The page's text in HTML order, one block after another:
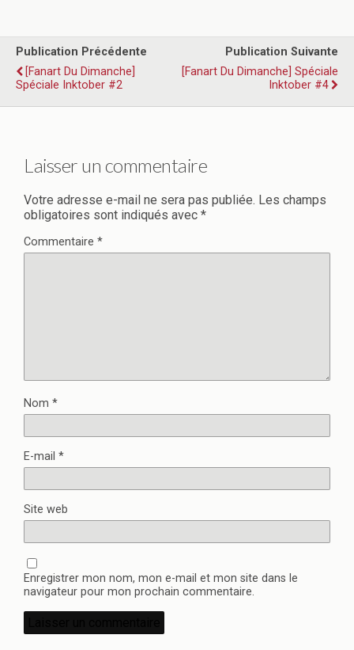
Publication Précédente
[Fanart Du Dimanche]
Spéciale Inktober #2
Publication Suivante
[Fanart Du Dimanche] Spéciale
Inktober #4
Laisser un commentaire
Votre adresse e-mail ne sera pas publiée. Les champs
obligatoires sont indiqués avec *
Commentaire *
Nom *
E-mail *
Site web
Enregistrer mon nom, mon e-mail et mon site dans le
navigateur pour mon prochain commentaire.